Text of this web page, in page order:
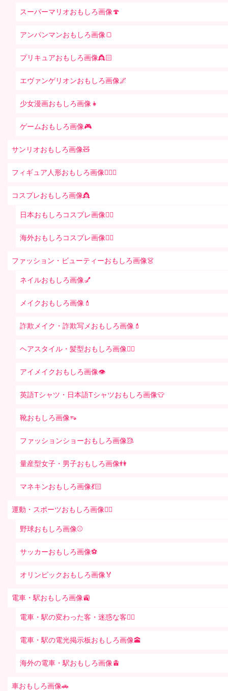
スーパーマリオおもしろ画像🍄
アンパンマンおもしろ画像🍞
プリキュアおもしろ画像👸🏻
エヴァンゲリオンおもしろ画像🌌
少女漫画おもしろ画像👧
ゲームおもしろ画像🎮
サンリオおもしろ画像🧸
フィギュア人形おもしろ画像🧍🏼‍♂️
コスプレおもしろ画像👸
日本おもしろコスプレ画像🧝‍♀️
海外おもしろコスプレ画像🧝‍♂️
ファッション・ビューティーおもしろ画像👗
ネイルおもしろ画像💅
メイクおもしろ画像💄
詐欺メイク・詐欺写メおもしろ画像💄
ヘアスタイル・髪型おもしろ画像👱‍♀️
アイメイクおもしろ画像👁
英語Tシャツ・日本語Tシャツおもしろ画像👕
靴おもしろ画像👡
ファッションショーおもしろ画像🥻
量産型女子・男子おもしろ画像👫
マネキンおもしろ画像💃🏻
運動・スポーツおもしろ画像🏃‍♂️
野球おもしろ画像⚾
サッカーおもしろ画像⚽️
オリンピックおもしろ画像🏅
電車・駅おもしろ画像🚉
電車・駅の変わった客・迷惑な客🤦‍♀️
電車・駅の電光掲示板おもしろ画像🕋
海外の電車・駅おもしろ画像🚊
車おもしろ画像🚗